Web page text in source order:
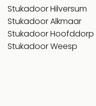
Stukadoor Hilversum
Stukadoor Alkmaar
Stukadoor Hoofddorp
Stukadoor Weesp